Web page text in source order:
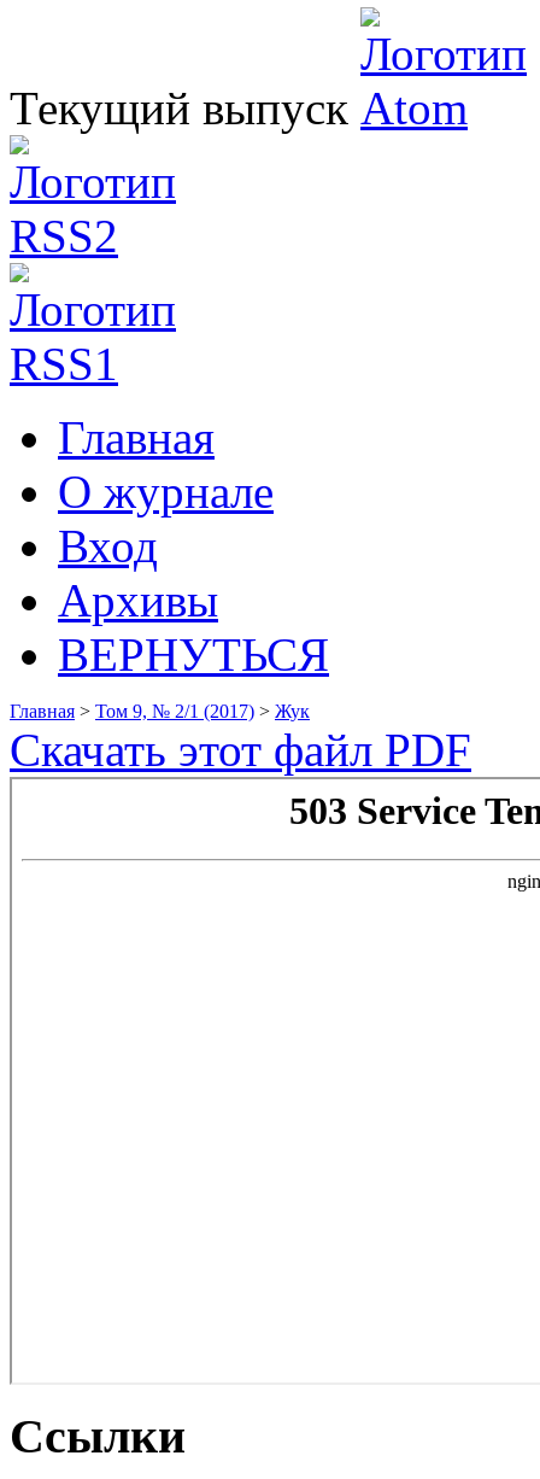
Текущий выпуск
Главная
О журнале
Вход
Архивы
ВЕРНУТЬСЯ
Главная > Том 9, № 2/1 (2017) > Жук
Скачать этот файл PDF
Ссылки